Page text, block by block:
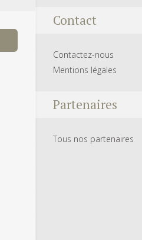
Contact
Contactez-nous
Mentions légales
Partenaires
Tous nos partenaires